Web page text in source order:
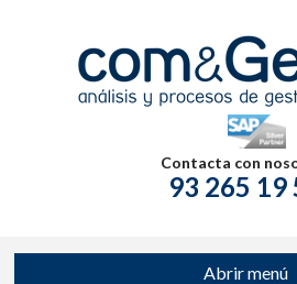
Contacta con
93 265 19
Abrir menú